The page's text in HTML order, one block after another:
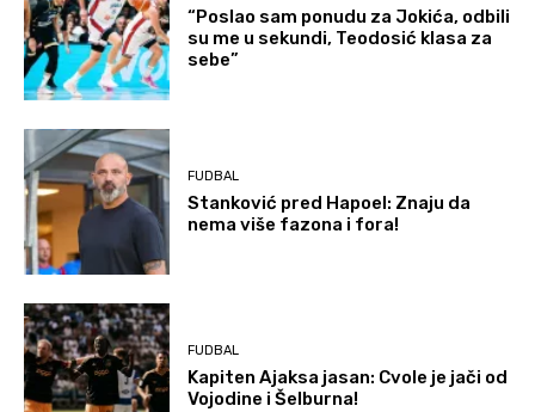
“Poslao sam ponudu za Jokića, odbili
su me u sekundi, Teodosić klasa za
sebe”
FUDBAL
Stanković pred Hapoel: Znaju da
nema više fazona i fora!
FUDBAL
Kapiten Ajaksa jasan: Cvole je jači od
Vojodine i Šelburna!